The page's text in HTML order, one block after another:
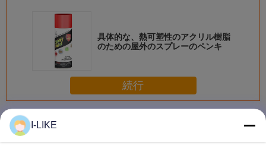
具体的な、熱可塑性のアクリル樹脂
のための屋外のスプレーのペンキ
続行
多くスプレーのペンキ
I-LIKE